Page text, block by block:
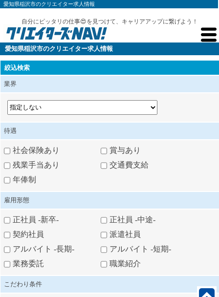
愛知県稲沢市のクリエイター求人情報
自分にピッタリの仕事😍を見つけて、キャリアアップに繋げよう！
愛知県稲沢市のクリエイター求人情報
絞込検索
業界
待遇
社会保険あり
賞与あり
残業手当あり
交通費支給
年俸制
雇用形態
正社員 -新卒-
正社員 -中途-
契約社員
派遣社員
アルバイト -長期-
アルバイト -短期-
業務委託
職業紹介
こだわり条件